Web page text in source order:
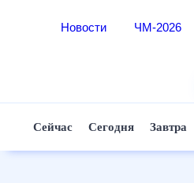
Новости ЧМ-2026
Сейчас Сегодня Завтра